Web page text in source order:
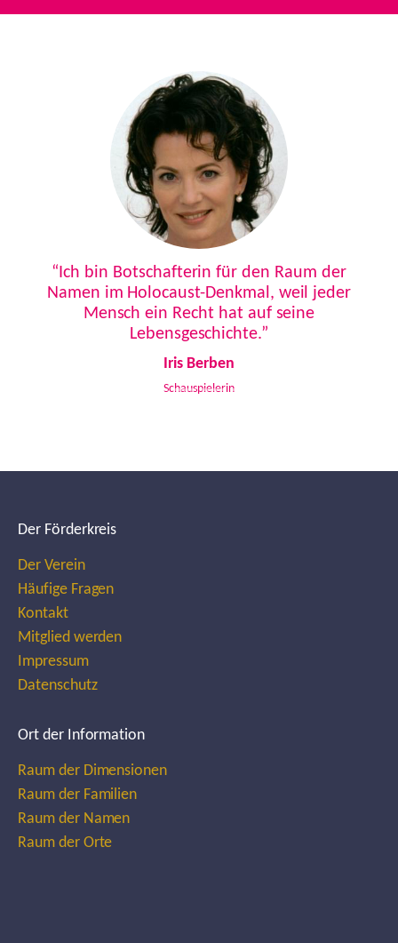
“Ich bin Botschafterin für den Raum der
Namen im Holocaust-Denkmal, weil jeder
Mensch ein Recht hat auf seine
Lebensgeschichte.”
Iris Berben
Schauspielerin
Der Förderkreis
Der Verein
Häufige Fragen
Kontakt
Mitglied werden
Impressum
Datenschutz
Ort der Information
Raum der Dimensionen
Raum der Familien
Raum der Namen
Raum der Orte